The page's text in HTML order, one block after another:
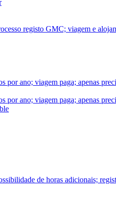
registo GMC; viagem e
por ano; viagem paga; apenas
por ano; viagem paga; apenas
de horas adicionais;